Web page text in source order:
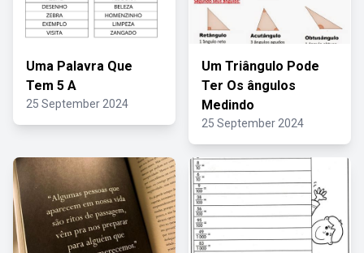
Uma Palavra Que
Tem 5 A
25 September 2024
Um Triângulo Pode
Ter Os ângulos
Medindo
25 September 2024